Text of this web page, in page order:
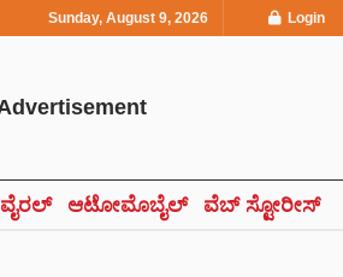
Sunday, August 9, 2026 Login
ವೈರಲ್ ಆಟೋಮೊಬೈಲ್ ವೆಬ್ ಸ್ಟೋರೀಸ್